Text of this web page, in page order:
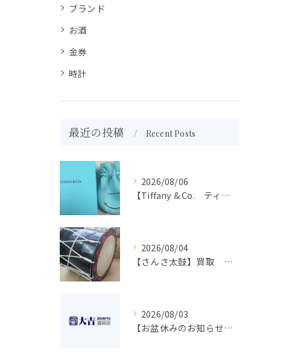
ブランド
お酒
金券
時計
最近の投稿 Recent Posts
2026/08/06
【Tiffany & Co. ティファニー】買取 大吉盛岡店 アクセサリー買取しました！！
2026/08/04
【さんさ太鼓】買取 大吉盛岡店 楽器 買取します！！
2026/08/03
【お盆休みのお知らせ】買取専門 大吉 盛岡店